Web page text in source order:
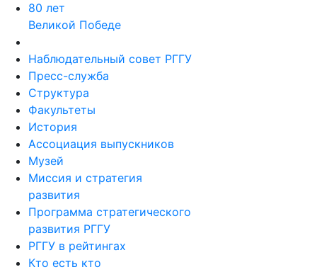
80 лет
Великой Победе
Наблюдательный совет РГГУ
Пресс-служба
Структура
Факультеты
История
Ассоциация выпускников
Музей
Миссия и стратегия
развития
Программа стратегического
развития РГГУ
РГГУ в рейтингах
Кто есть кто